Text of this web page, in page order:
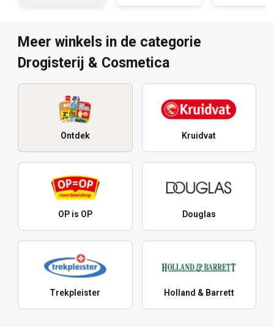
Meer winkels in de categorie
Drogisterij & Cosmetica
Ontdek Kruidvat
OP is OP Douglas
Trekpleister Holland & Barrett